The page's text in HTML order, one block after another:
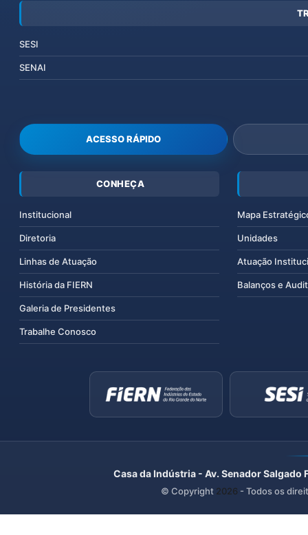
SESI
SENAI
ACESSO RÁPIDO
CONHEÇA
Institucional
Diretoria
Linhas de Atuação
História da FIERN
Galeria de Presidentes
Trabalhe Conosco
Mapa
Unidades
Atuação
Balanços e
Casa da Indústria - Av. Senador
© Copyright 2026 - Todos os